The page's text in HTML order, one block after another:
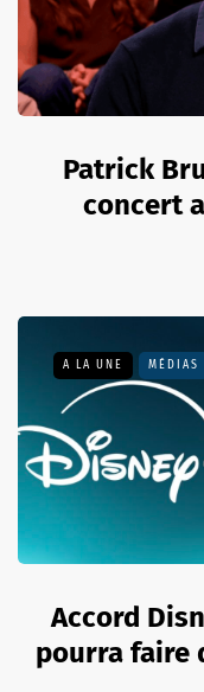
Patrick
concert
A LA UNE MÉDIAS
Accord
pourra faire